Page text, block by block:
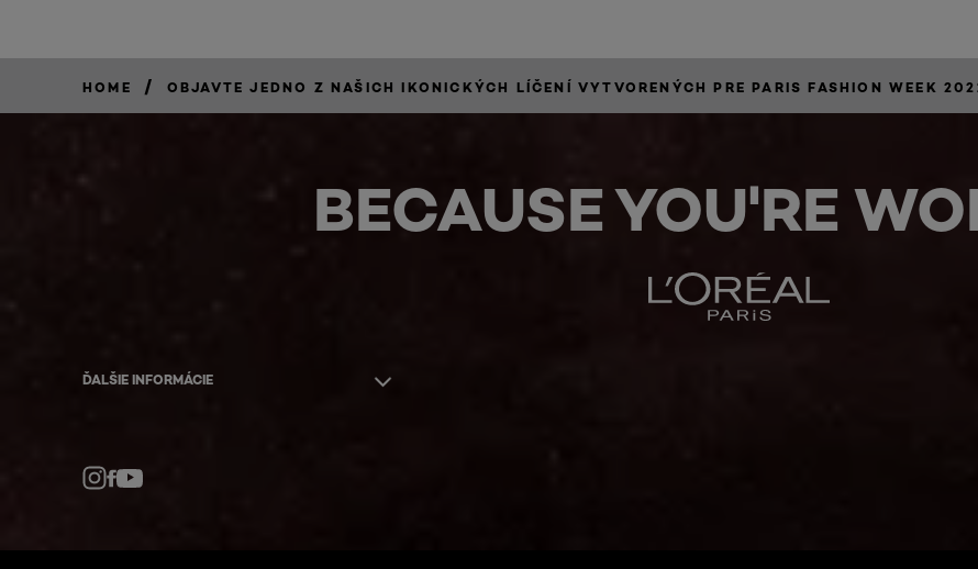
HOME / OBJAVTE JEDNO Z NAŠICH IKONICKÝCH LÍČENÍ VYTVORENÝCH PRE PARIS FASHION WEEK
BECAUSE YOU'RE
ĎALŠIE INFORMÁCIE